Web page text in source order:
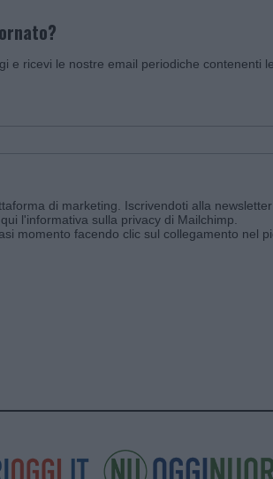
e ricevi le nostre email periodiche contenenti
di marketing. Iscrivendoti alla
l'informativa sulla privacy di Mailchimp
momento facendo clic sul collegamento nel